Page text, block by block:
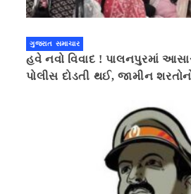
ગુજરાત સમાચાર
હવે નવો વિવાદ ! પાલનપુરમાં
પોલીસ દોડતી થઈ, જામીન